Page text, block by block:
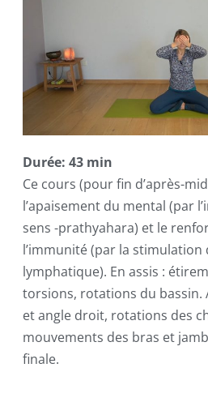
Durée: 43 min
Ce cours (pour fin d’après-
l’apaisement du mental (par
sens -prathyahara) et le
l’immunité (par la stimulation
lymphatique). En assis :
torsions, rotations du bassin.
et angle droit, rotations des
mouvements des bras et
finale.